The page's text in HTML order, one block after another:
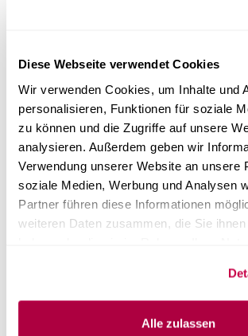
Diese Webseite verwendet Cookies
Wir verwenden Cookies, um Inhalte und
personalisieren, Funktionen für soziale
zu können und die Zugriffe auf unsere
analysieren. Außerdem geben wir
Verwendung unserer Website an unsere
soziale Medien, Werbung und Analysen
Partner führen diese Informationen
weiteren Daten zusammen, die Sie
Alle zulassen
Ist eine Ratenzahlung bzw.
Ist Leasing fuer einen Autoklaven
und wie erhalte ich ein Angebot?
Kann ich mit USt-IdNr. bzw.
netto ohne MwSt. bestellen?
Ist Ratenzahlung aus der Schweiz